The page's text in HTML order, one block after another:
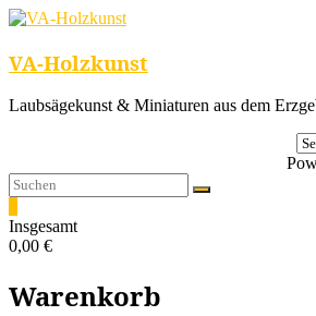
VA-Holzkunst
Laubsägekunst & Miniaturen aus dem
Insgesamt
0,00 €
Warenkorb